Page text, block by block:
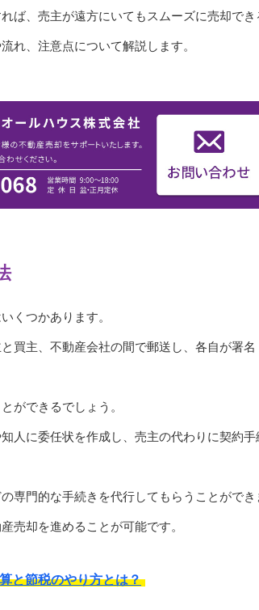
ば、売主が遠方にいてもスムーズに売却でき
れ、注意点について解説します。
くつかあります。
買主、不動産会社の間で郵送し、各自が署
ができるでしょう。
人に委任状を作成し、売主の代わりに契約
専門的な手続きを代行してもらうことができ
売却を進めることが可能です。
と節税のやり方とは？